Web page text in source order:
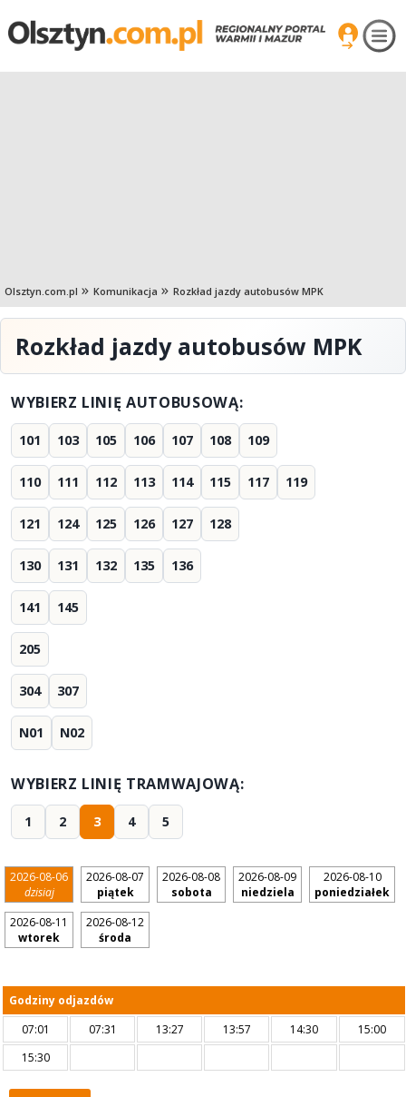
Olsztyn.com.pl Komunikacja Rozkład jazdy autobusów MPK
Rozkład jazdy autobusów MPK
WYBIERZ LINIĘ AUTOBUSOWĄ:
101 103 105 106 107 108 109
110 111 112 113 114 115 117 119
121 124 125 126 127 128
130 131 132 135 136
141 145
205
304 307
N01 N02
WYBIERZ LINIĘ TRAMWAJOWĄ:
1 2 3 4 5
2026-08-06
dzisiaj
2026-08-07
piątek
2026-08-08
sobota
2026-08-09
niedziela
2026-08-10
poniedziałek
2026-08-11
wtorek
2026-08-12
środa
Godziny odjazdów
07:01
07:31 13:27 13:57 14:30
15:00
15:30